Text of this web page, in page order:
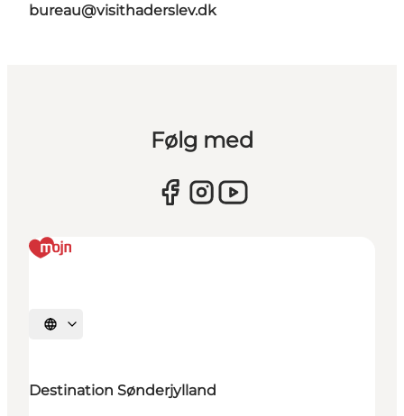
bureau@visithaderslev.dk
Følg med
Vælg sprog
Destination Sønderjylland